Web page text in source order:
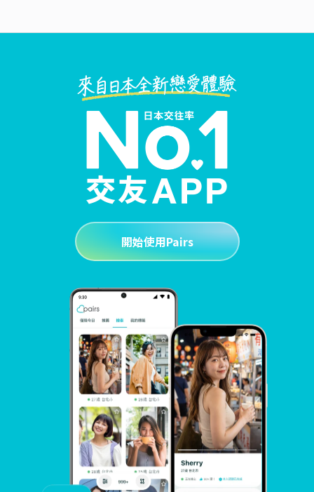
開始使用Pairs